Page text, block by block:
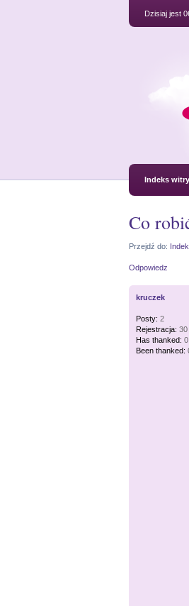
Dzisiaj jest
Indeks
Co
Przejdź do:
Odpowiedz
kruczek
Posty: 2
Rejestracja: 30
Has thanked:
Been thanked: